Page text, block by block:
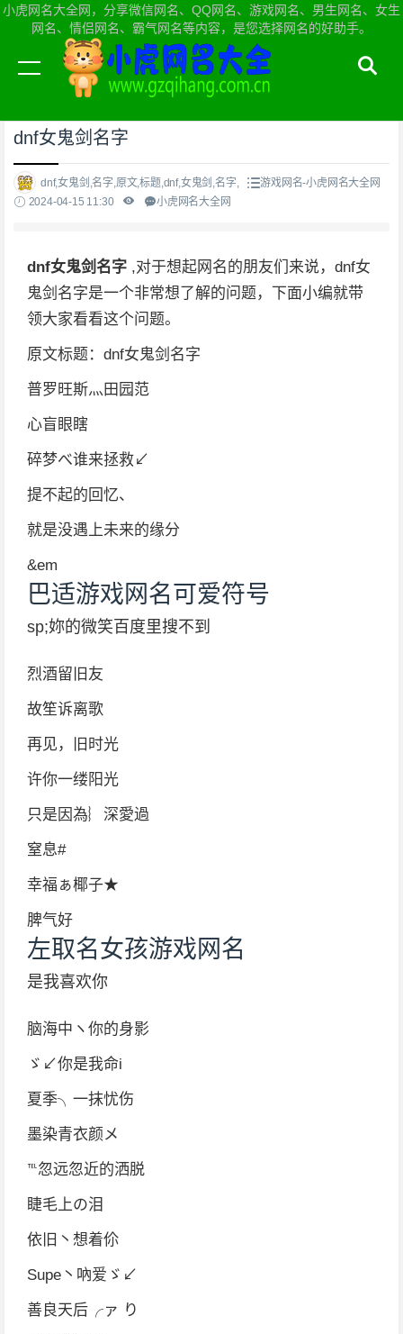
小虎网名大全网，分享微信网名、QQ网名、游戏网名、男生网名、女生
网名、情侣网名、霸气网名等内容，是您选择网名的好助手。
当前位置：小虎网名大全网首页>游戏网名
dnf女鬼剑名字
dnf,女鬼剑,名字,原文,标题,dnf,女鬼剑,名字,
游戏网名-小虎网名大全网
2024-04-15 11:30
小虎网名大全网
dnf女鬼剑名字 ,对于想起网名的朋友们来说，dnf女
鬼剑名字是一个非常想了解的问题，下面小编就带
领大家看看这个问题。
原文标题：dnf女鬼剑名字
普罗旺斯灬田园范
心盲眼瞎
碎梦べ谁来拯救↙
提不起的回忆、
就是没遇上未来的缘分
&em
巴适游戏网名可爱符号
sp;妳的微笑百度里搜不到
烈酒留旧友
故笙诉离歌
再见，旧时光
许你一缕阳光
只是因為︴深愛過
窒息#
幸福ぁ椰子★
脾气好
左取名女孩游戏网名
是我喜欢你
脑海中ヽ你的身影
ゞ↙你是我命i
夏季╮一抹忧伤
墨染青衣颜メ
℡忽远忽近的洒脱
睫毛上の泪
依旧丶想着伱
Supe丶吶爱ゞ↙
善良天后╭ァ り